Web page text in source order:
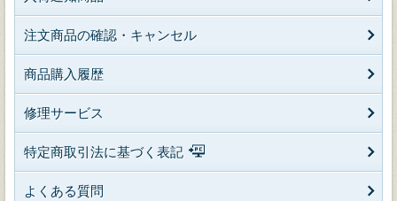
注文商品の確認・キャンセル
商品購入履歴
修理サービス
特定商取引法に基づく表記
よくある質問